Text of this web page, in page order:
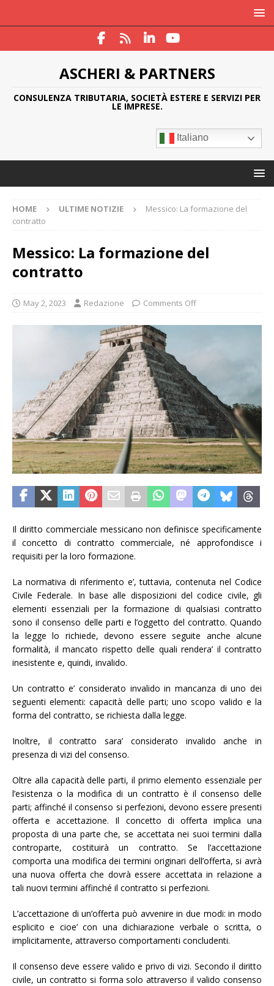
ASCHERI & PARTNERS
CONSULENZA TRIBUTARIA, SOCIETÀ ESTERE E SERVIZI PER
LE IMPRESE.
Italiano
HOME ULTIME NOTIZIE
Messico: La formazione del
contratto
Messico: La formazione del
contratto
May 2, 2023 Redazione Comments Off
Il diritto commerciale messicano non definisce specificamente
il concetto di contratto commerciale, né approfondisce i
requisiti per la loro formazione.
La normativa di riferimento e’, tuttavia, contenuta nel Codice
Civile Federale. In base alle disposizioni del codice civile, gli
elementi essenziali per la formazione di qualsiasi contratto
sono il consenso delle parti e l’oggetto del contratto. Quando
la legge lo richiede, devono essere seguite anche alcune
formalità, il mancato rispetto delle quali rendera’ il contratto
inesistente e, quindi, invalido.
Un contratto e’ considerato invalido in mancanza di uno dei
seguenti elementi: capacità delle parti; uno scopo valido e la
forma del contratto, se richiesta dalla legge.
Inoltre, il contratto sara’ considerato invalido anche in
presenza di vizi del consenso.
Oltre alla capacità delle parti, il primo elemento essenziale per
l’esistenza o la modifica di un contratto è il consenso delle
parti; affinché il consenso si perfezioni, devono essere presenti
offerta e accettazione. Il concetto di offerta implica una
proposta di una parte che, se accettata nei suoi termini dalla
controparte, costituirà un contratto. Se l’accettazione
comporta una modifica dei termini originari dell’offerta, si avrà
una nuova offerta che dovrà essere accettata in relazione a
tali nuovi termini affinché il contratto si perfezioni.
L’accettazione di un’offerta può avvenire in due modi: in modo
esplicito e cioe’ con una dichiarazione verbale o scritta, o
implicitamente, attraverso comportamenti concludenti.
Il consenso deve essere valido e privo di vizi. Secondo il diritto
civile, un contratto si forma solo attraverso il valido consenso